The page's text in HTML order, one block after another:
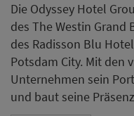
Die Odyssey Hotel
des The Westin Grand
des Radisson Blu
Potsdam City. Mit den
Unternehmen sein
und baut seine